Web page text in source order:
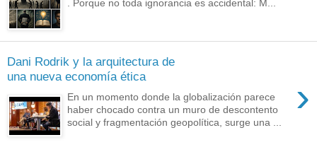
. Porque no toda ignorancia es accidental: M...
Dani Rodrik y la arquitectura de
una nueva economía ética
›
En un momento donde la globalización parece
haber chocado contra un muro de descontento
social y fragmentación geopolítica, surge una ...